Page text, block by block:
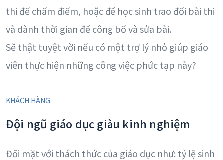
thi để chấm điểm, hoặc để học sinh trao đổi bài thi
và dành thời gian để công bố và sửa bài.
Sẽ thật tuyệt vời nếu có một trợ lý nhỏ giúp giáo
viên thực hiện những công việc phức tạp này?
KHÁCH HÀNG
Đội ngũ giáo dục giàu kinh nghiệm
Đối mặt với thách thức của giáo dục như: tỷ lệ sinh